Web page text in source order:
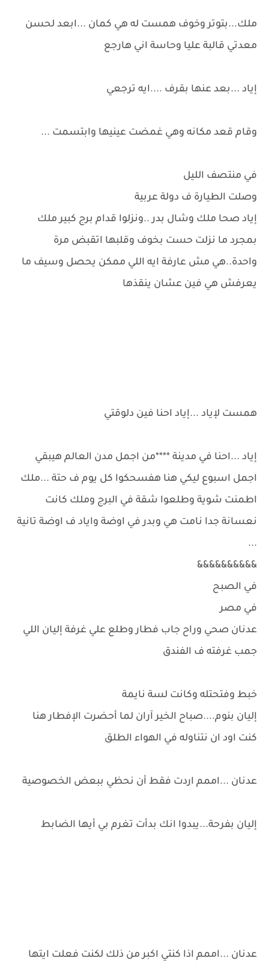
ملك...بتوتر وخوف همست له هي كمان ...ابعد لحسن
معدتي قالبة عليا وحاسة اني هارجع
إياد ...بعد عنها بقرف ....ايه ترجعي
وقام قعد مكانه وهي غمضت عينيها وابتسمت ...
في منتصف الليل
وصلت الطيارة ف دولة عربية
إياد صحا ملك وشال بدر ..ونزلوا قدام برج كبير ملك
بمجرد ما نزلت حست بخوف وقلبها اتقبض مرة
واحدة..هي مش عارفة ايه اللي ممكن يحصل وسيف ما
يعرفش هي فين عشان ينقذها
همست لإياد ...إياد احنا فين دلوقتي
إياد ...احنا في مدينة ****من اجمل مدن العالم هيبقي
اجمل اسبوع ليكي هنا هفسحكوا كل يوم ف حتة ...ملك
اطمنت شوية وطلعوا شقة في البرج وملك كانت
نعسانة جدا نامت هي وبدر في اوضة واياد ف اوضة تانية
...
&&&&&&&&&&
في الصبح
في مصر
عدنان صحي وراح جاب فطار وطلع علي غرفة إليان اللي
جمب غرفته ف الفندق
خبط وفتحتله وكانت لسة نايمة
إليان بنوم....صباح الخير آران لما أحضرت الإفطار هنا
كنت اود ان نتناوله في الهواء الطلق
عدنان ...اممم اردت فقط أن نحظي ببعض الخصوصية
إليان بفرحة...يبدوا انك بدأت تغرم بي أيها الضابط
عدنان ...اممم اذا كنتي اكبر من ذلك لكنت فعلت ايتها